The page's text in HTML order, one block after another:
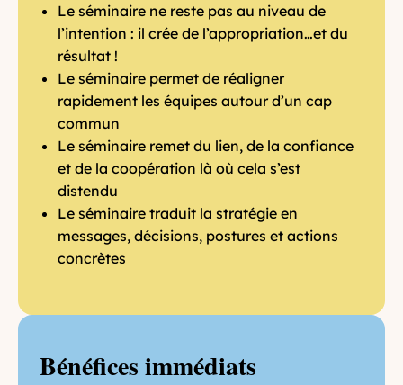
Le séminaire ne reste pas au niveau de
l’intention : il crée de l’appropriation…et du
résultat !
Le séminaire permet de réaligner
rapidement les équipes autour d’un cap
commun
Le séminaire remet du lien, de la confiance
et de la coopération là où cela s’est
distendu
Le séminaire traduit la stratégie en
messages, décisions, postures et actions
concrètes
Bénéfices immédiats